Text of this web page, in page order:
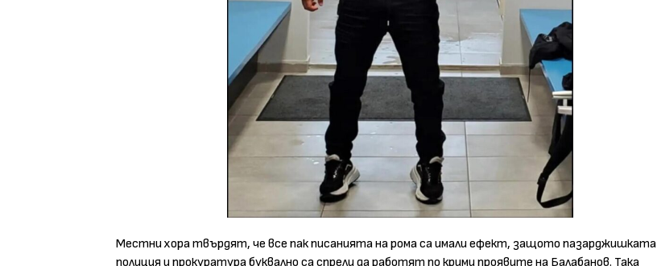
Местни хора твърдят, че все пак писанията на рома са имали ефект, защото пазарджишката
полиция и прокуратура буквално са спрели да работят по крими проявите на Балабанов. Така